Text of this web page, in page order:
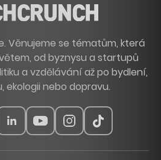
Věnujeme se tématům, která
od byznysu a startupů
a vzdělávání až po bydlení,
ekologii nebo dopravu.